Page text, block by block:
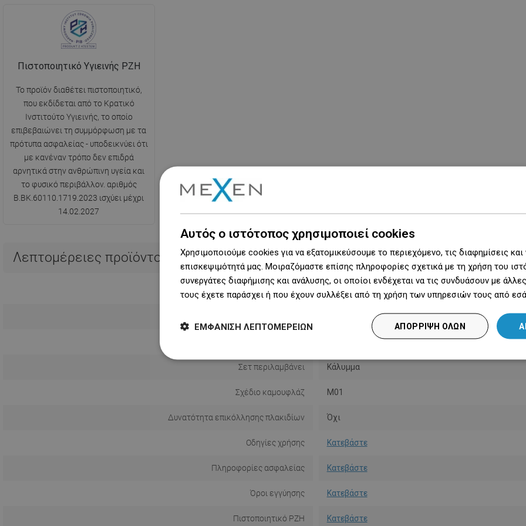
Πιστοποιητικό Υγιεινής PZH
Το προϊόν διαθέτει πιστοποιητικό,
που εκδίδεται από το Κρατικό
Ινστιτούτο Υγιεινής, το οποίο
επιβεβαιώνει τη συμμόρφωση με τα
πρότυπα ασφαλείας - υποδεικνύει ότι
με κανέναν τρόπο δεν επιδρά
αρνητικά στην ανθρώπινη υγεία και
το φυσικό περιβάλλον. αριθμός
B.BK.60110.1719.2023 ισχύει μέχρι
14.02.2027
Λεπτομέρειες προϊόντος
Σειρά Flat
Σετ περιλαμβάνει Κάλυμμα
Σχέδιο καμουφλάζ M01
Δυνατότητα επικόλλησης πλακιδίων Όχι
Οδηγίες χρήσης Κατεβάστε
Πληροφορίες ασφαλείας Κατεβάστε
Όροι εγγύησης Κατεβάστε
Πιστοποιητικό PZH Κατεβάστε
Αυτός ο ιστότοπος χρησιμοποιεί cookies
Χρησιμοποιούμε cookies για να εξατομικεύσουμε το περιεχόμενο, τις διαφημίσεις
επισκεψιμότητά μας. Μοιραζόμαστε επίσης πληροφορίες σχετικά με τη χρήση του
συνεργάτες διαφήμισης και ανάλυσης, οι οποίοι ενδέχεται να τις συνδυάσουν με
τους έχετε παράσχει ή που έχουν συλλέξει από τη χρήση των υπηρεσιών τους από
ΑΠΌΡΡΙΨΗ ΌΛΩΝ
ΕΜΦΆΝΙΣΗ ΛΕΠΤΟΜΕΡΕΙΏΝ